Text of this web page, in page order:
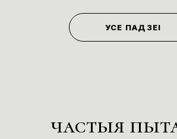
УСЕ ПАДЗЕІ
частыя